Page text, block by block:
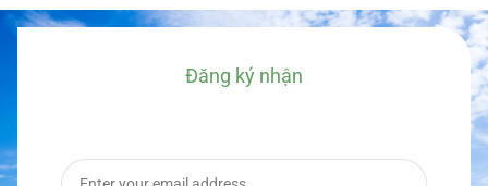
Đăng ký nhận